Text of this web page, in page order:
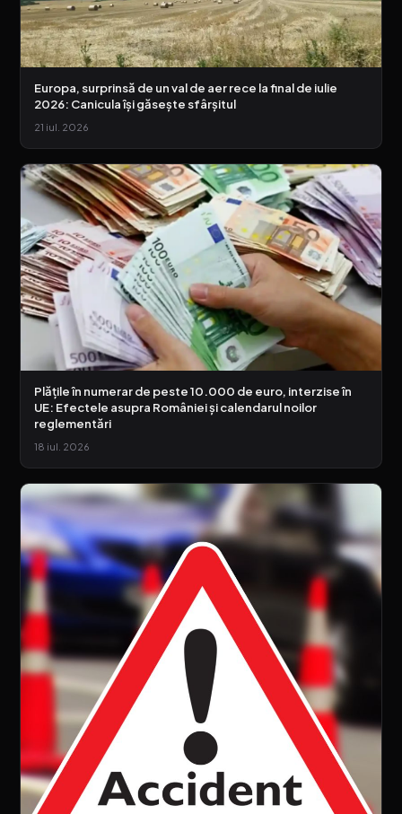
Europa, surprinsă de un val de aer rece la final de iulie
2026: Canicula își găsește sfârșitul
21 iul. 2026
Plățile în numerar de peste 10.000 de euro, interzise în
UE: Efectele asupra României și calendarul noilor
reglementări
18 iul. 2026